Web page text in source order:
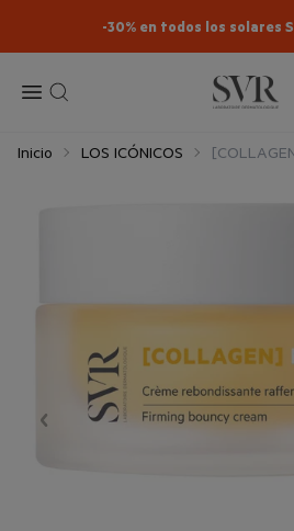
-30% en todos los solares
Inicio LOS ICÓNICOS